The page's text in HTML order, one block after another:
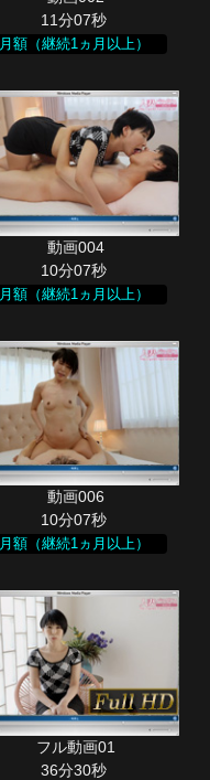
11分07秒
月額（継続1ヵ月以上）
10分07秒
月額（継続1ヵ月以上）
10分07秒
月額（継続1ヵ月以上）
36分30秒